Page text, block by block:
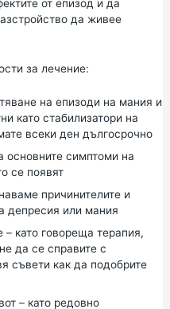
от епизод и да
да живее
за лечение:
на епизоди на мания и
като стабилизатори на
всеки ден дългосрочно
основните симптоми на
се появят
причинителите и
депресия или мания
– като говореща терапия,
да се справите с
съвети как да подобрите
– като редовно